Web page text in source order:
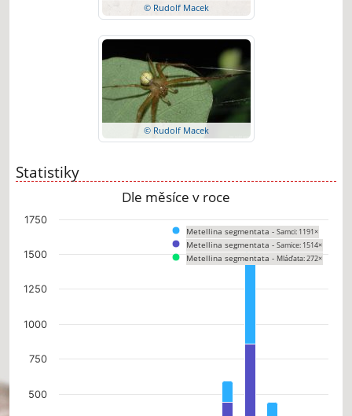
© Rudolf Macek
© Rudolf Macek
Statistiky
Dle měsíce v roce
Chart
The chart has 1 X axis displaying categories.
The chart has 1 Y axis displaying values. Data ranges from 0 to 1514.
Metellina segmentata - Samci: 1191×
Metellina segmentata - Samice: 1514×
Metellina segmentata - Mláďata: 272×
500
750
1000
1250
1500
1750